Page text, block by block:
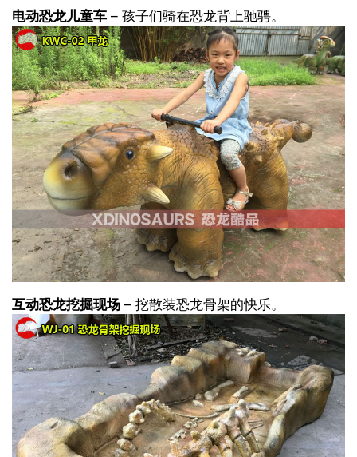
电动恐龙儿童车 – 孩子们骑在恐龙背上驰骋。
互动恐龙挖掘现场 – 挖散装恐龙骨架的快乐。